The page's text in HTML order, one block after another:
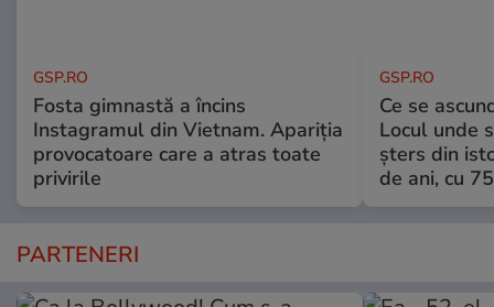
GSP.RO
Fosta gimnastă a încins
Instagramul din Vietnam. Apariția
provocatoare care a atras toate
privirile
GSP.RO
Ce se
Locul unde
șters din
de ani, cu
PARTENERI